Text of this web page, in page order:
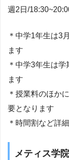
週2日/
＊中学1年生は3
ます
＊中学3年生は
ます
＊授業料のほか
要となります
＊時間割など詳
メティス学